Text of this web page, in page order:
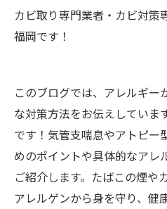
カビ取り専門業者・カビ対策
福岡です！
このブログでは、アレルギー
な対策方法をお伝えしていま
です！気管支喘息やアトピー
めのポイントや具体的なアレ
ご紹介します。たばこの煙や
アレルゲンから身を守り、健